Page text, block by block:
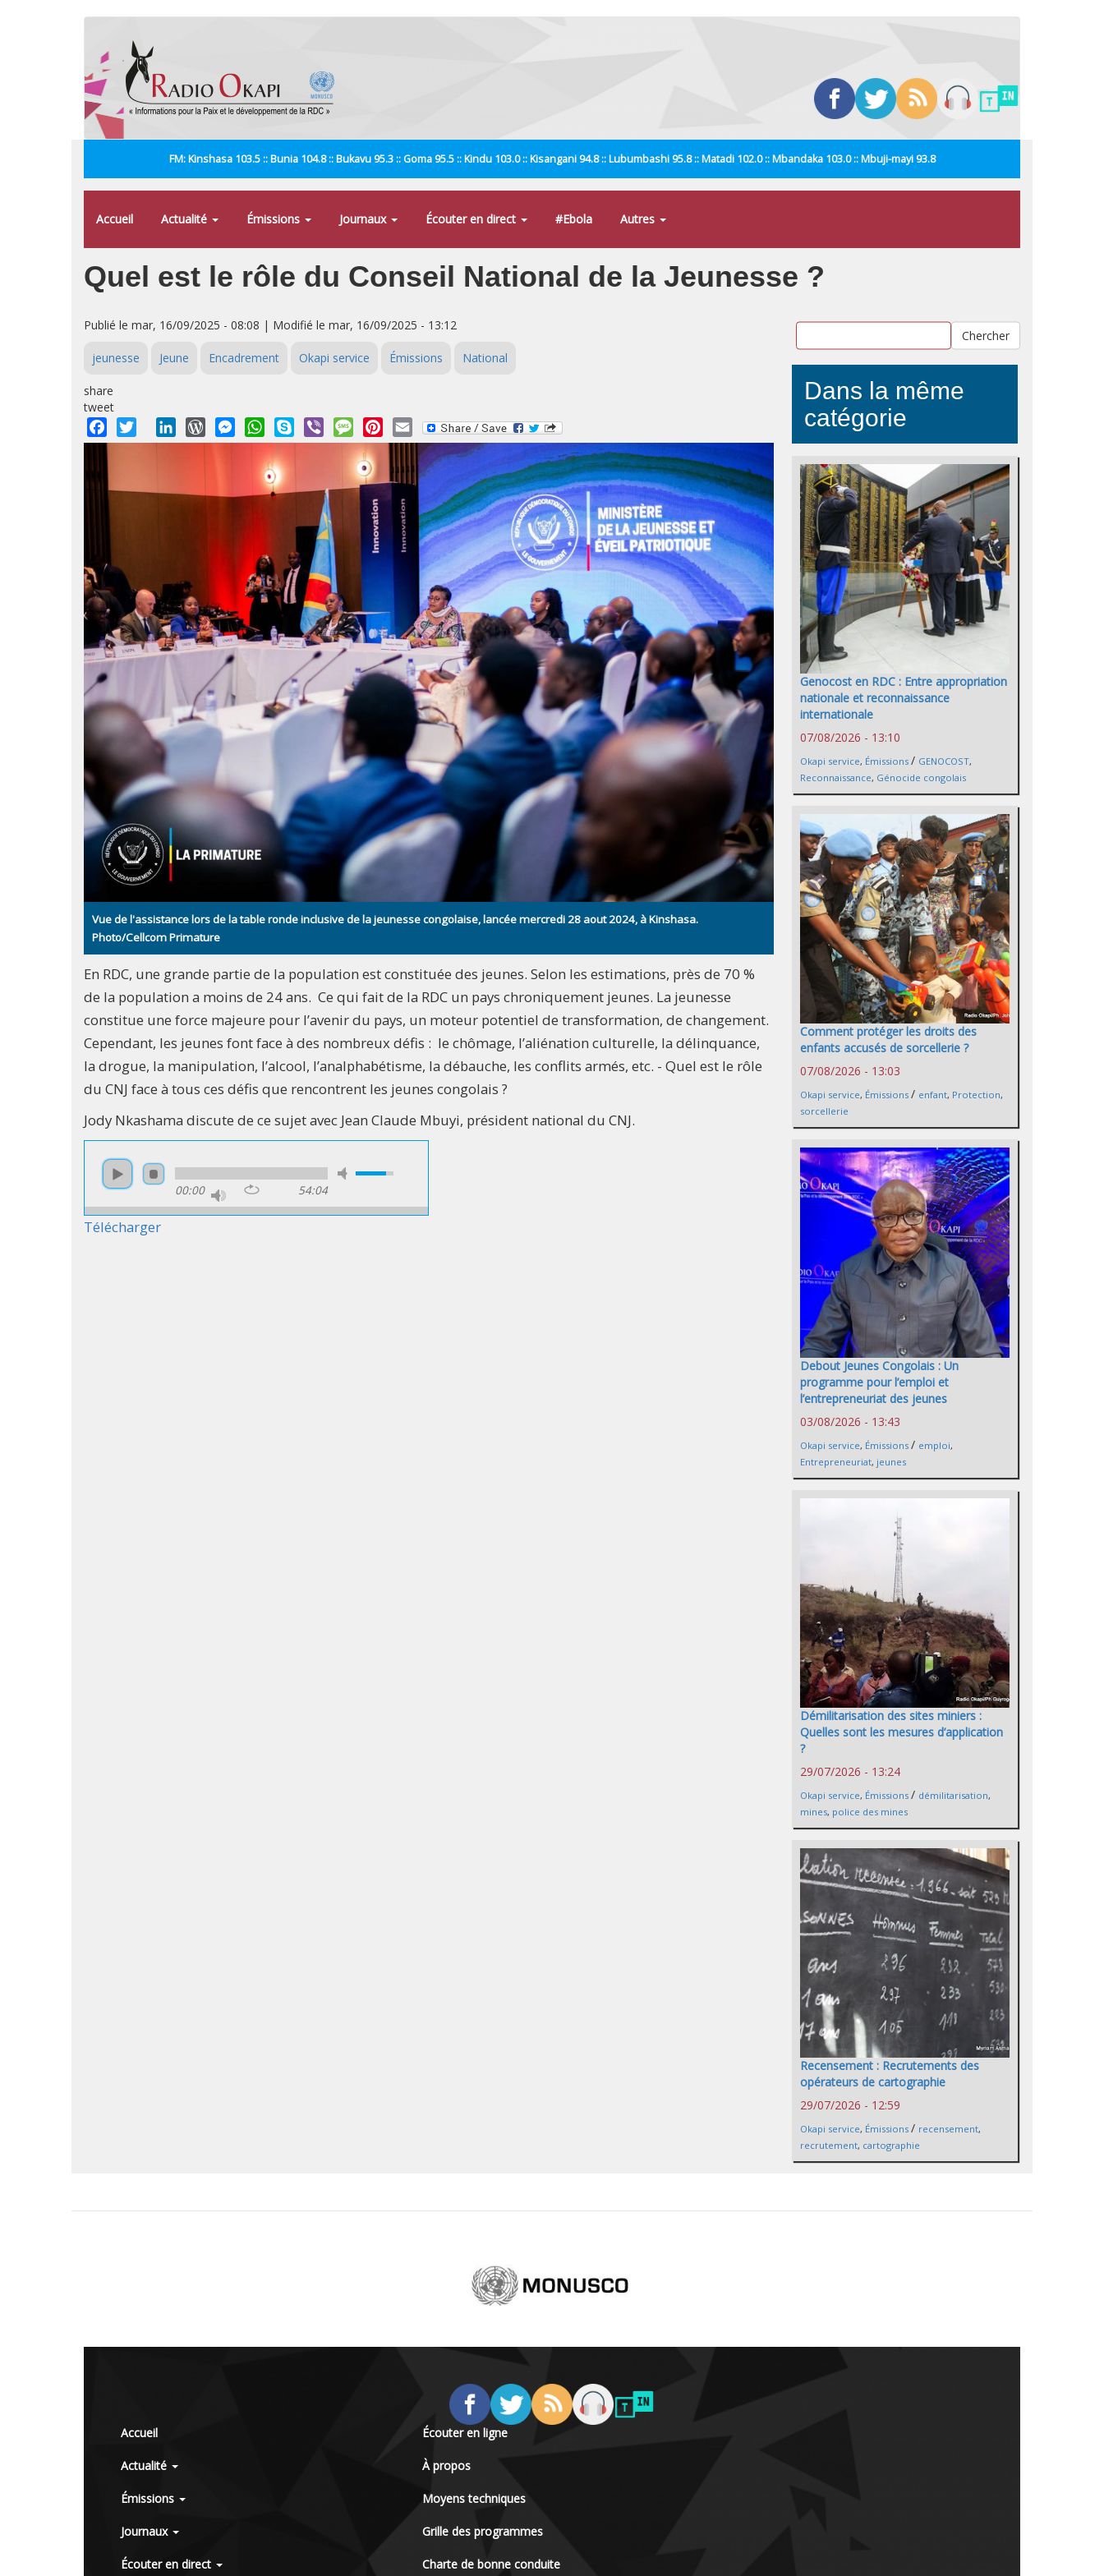
FM: Kinshasa 103.5 :: Bunia 104.8 :: Bukavu 95.3 :: Goma 95.5 :: Kindu 103.0 :: Kisangani 94.8 :: Lubumbashi 95.8 :: Matadi 102.0 :: Mbandaka 103.0 :: Mbuji-mayi 93.8
Accueil Actualité Émissions Journaux Écouter en direct #Ebola Autres
Quel est le rôle du Conseil National de la Jeunesse ?
Publié le mar, 16/09/2025 - 08:08 | Modifié le mar, 16/09/2025 - 13:12
jeunesse Jeune Encadrement Okapi service Émissions National
share
tweet
Facebook
Twitter LinkedInWordPressMessengerWhatsApp
Skype Viber MessagePinterest
Email
Vue de l'assistance lors de la table ronde inclusive de la jeunesse congolaise, lancée mercredi 28 aout 2024, à Kinshasa.
Photo/Cellcom Primature
En RDC, une grande partie de la population est constituée des jeunes. Selon les estimations, près de 70 %
de la population a moins de 24 ans. Ce qui fait de la RDC un pays chroniquement jeunes. La jeunesse
constitue une force majeure pour l’avenir du pays, un moteur potentiel de transformation, de changement.
Cependant, les jeunes font face à des nombreux défis : le chômage, l’aliénation culturelle, la délinquance,
la drogue, la manipulation, l’alcool, l’analphabétisme, la débauche, les conflits armés, etc. - Quel est le rôle
du CNJ face à tous ces défis que rencontrent les jeunes congolais ?
Jody Nkashama discute de ce sujet avec Jean Claude Mbuyi, président national du CNJ.
00:00 54:04
Télécharger
Chercher
Dans la même
catégorie
Genocost en RDC : Entre appropriation
nationale et reconnaissance
internationale
07/08/2026 - 13:10
Okapi service, Émissions / GENOCOST,
Reconnaissance, Génocide congolais
Comment protéger les droits des
enfants accusés de sorcellerie ?
07/08/2026 - 13:03
Okapi service, Émissions / enfant, Protection,
sorcellerie
Debout Jeunes Congolais : Un
programme pour l’emploi et
l’entrepreneuriat des jeunes
03/08/2026 - 13:43
Okapi service, Émissions / emploi,
Entrepreneuriat, jeunes
Démilitarisation des sites miniers :
Quelles sont les mesures d’application
?
29/07/2026 - 13:24
Okapi service, Émissions / démilitarisation,
mines, police des mines
Recensement : Recrutements des
opérateurs de cartographie
29/07/2026 - 12:59
Okapi service, Émissions / recensement,
recrutement, cartographie
Accueil
Actualité
Émissions
Journaux
Écouter en direct
Écouter en ligne
À propos
Moyens techniques
Grille des programmes
Charte de bonne conduite